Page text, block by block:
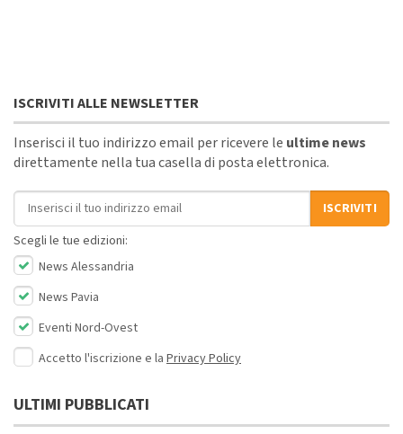
ISCRIVITI ALLE NEWSLETTER
Inserisci il tuo indirizzo email per ricevere le ultime news
direttamente nella tua casella di posta elettronica.
Indirizzo email
ISCRIVITI
Scegli le tue edizioni:
News Alessandria
News Pavia
Eventi Nord-Ovest
Accetto l'iscrizione e la Privacy Policy
ULTIMI PUBBLICATI